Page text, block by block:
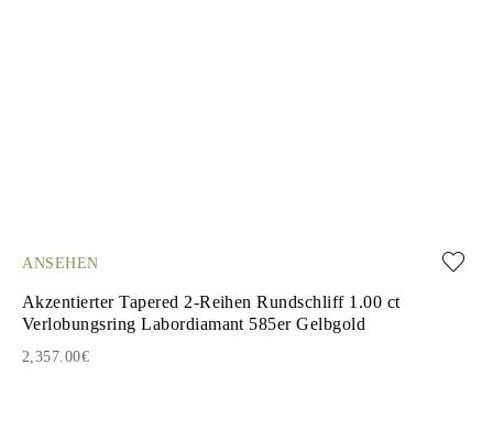
ANSEHEN
Akzentierter Tapered 2-Reihen Rundschliff 1.00 ct
Verlobungsring Labordiamant 585er Gelbgold
2,357.00€